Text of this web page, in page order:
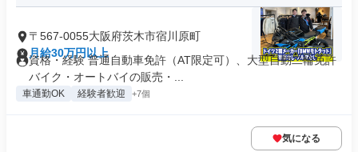
〒567-0055大阪府茨木市宿川原町
月給30万円以上
資格・経験 普通自動車免許（AT限定可）、大型自動二輪免許
バイク・オートバイの販売・...
車通勤OK 経験者歓迎 +7個
気になる